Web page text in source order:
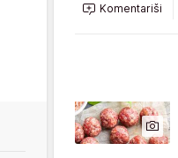
Komentariši